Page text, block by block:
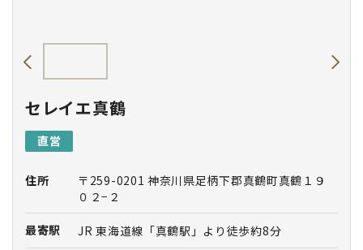
セレイエ真鶴
直営
住所
〒259-0201 神奈川県足柄下郡真鶴町真鶴１９
０２−２
最寄駅 JR 東海道線「真鶴駅」より徒歩約8分